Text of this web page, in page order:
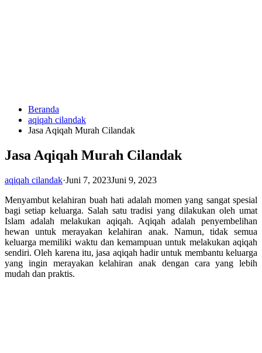
HUBUNGI
KAMI
0823
1246
6713
Beranda
aqiqah cilandak
Jasa Aqiqah Murah Cilandak
Jasa Aqiqah Murah Cilandak
aqiqah cilandak·Juni 7, 2023Juni 9, 2023
Menyambut kelahiran buah hati adalah momen yang sangat spesial
bagi setiap keluarga. Salah satu tradisi yang dilakukan oleh umat
Islam adalah melakukan aqiqah. Aqiqah adalah penyembelihan
hewan untuk merayakan kelahiran anak. Namun, tidak semua
keluarga memiliki waktu dan kemampuan untuk melakukan aqiqah
sendiri. Oleh karena itu, jasa aqiqah hadir untuk membantu keluarga
yang ingin merayakan kelahiran anak dengan cara yang lebih
mudah dan praktis.